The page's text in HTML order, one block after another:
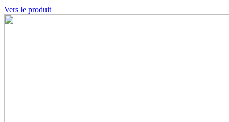
Vers le produit